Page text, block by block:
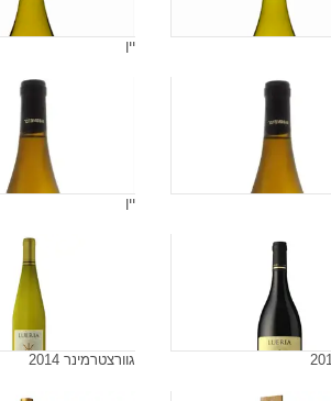
יין
יין
גוורצטרמינר 2014